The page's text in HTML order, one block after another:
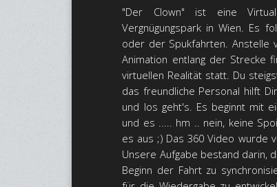
"Der Clown" ist eine
Vergnügungspark in Wien. Es
oder der Spukfahrten. Anstelle
Animation entlang der Strecke
virtuellen Realität statt. Du
das freundliche Personal hilft
und los geht's. Es beginnt mit
und es ..... hm .. nein, keine
es aus ;) Das 360 Video wurde
Unsere Aufgabe bestand darin,
Beginn der Fahrt zu